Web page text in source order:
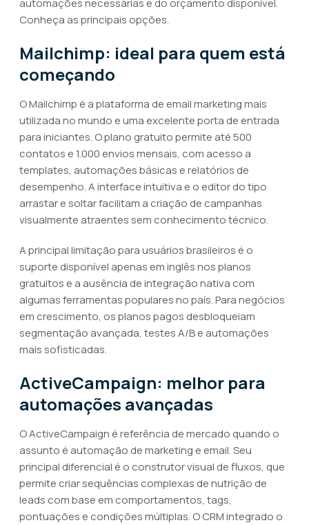
automações necessárias e do orçamento disponível.
Conheça as principais opções.
Mailchimp: ideal para quem está
começando
O Mailchimp é a plataforma de email marketing mais
utilizada no mundo e uma excelente porta de entrada
para iniciantes. O plano gratuito permite até 500
contatos e 1.000 envios mensais, com acesso a
templates, automações básicas e relatórios de
desempenho. A interface intuitiva e o editor do tipo
arrastar e soltar facilitam a criação de campanhas
visualmente atraentes sem conhecimento técnico.
A principal limitação para usuários brasileiros é o
suporte disponível apenas em inglês nos planos
gratuitos e a ausência de integração nativa com
algumas ferramentas populares no país. Para negócios
em crescimento, os planos pagos desbloqueiam
segmentação avançada, testes A/B e automações
mais sofisticadas.
ActiveCampaign: melhor para
automações avançadas
O ActiveCampaign é referência de mercado quando o
assunto é automação de marketing e email. Seu
principal diferencial é o construtor visual de fluxos, que
permite criar sequências complexas de nutrição de
leads com base em comportamentos, tags,
pontuações e condições múltiplas. O CRM integrado o